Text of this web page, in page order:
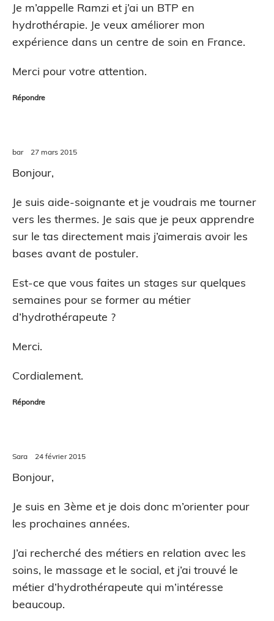
Je m’appelle Ramzi et j’ai un BTP en
hydrothérapie. Je veux améliorer mon
expérience dans un centre de soin en France.
Merci pour votre attention.
Répondre
bar 27 mars 2015
Bonjour,
Je suis aide-soignante et je voudrais me tourner
vers les thermes. Je sais que je peux apprendre
sur le tas directement mais j’aimerais avoir les
bases avant de postuler.
Est-ce que vous faites un stages sur quelques
semaines pour se former au métier
d’hydrothérapeute ?
Merci.
Cordialement.
Répondre
Sara 24 février 2015
Bonjour,
Je suis en 3ème et je dois donc m’orienter pour
les prochaines années.
J’ai recherché des métiers en relation avec les
soins, le massage et le social, et j’ai trouvé le
métier d’hydrothérapeute qui m’intéresse
beaucoup.